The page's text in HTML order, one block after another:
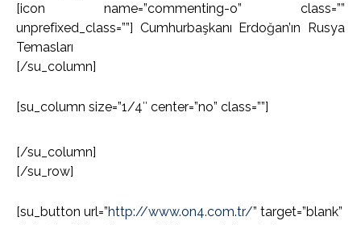
[icon name=”commenting-o” class=””
unprefixed_class=””] Cumhurbaşkanı Erdoğan’ın Rusya
Temasları
[/su_column]
[su_column size=”1/4″ center=”no” class=””]
[/su_column]
[/su_row]
[su_button url=”http://www.on4.com.tr/” target=”blank”